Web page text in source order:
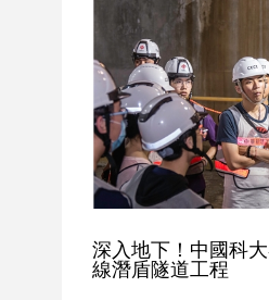
深入地下！中國科
線潛盾隧道工程